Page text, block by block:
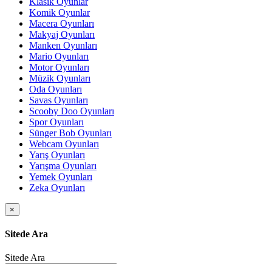
Komik Oyunlar
Macera Oyunları
Makyaj Oyunları
Manken Oyunları
Mario Oyunları
Motor Oyunları
Müzik Oyunları
Oda Oyunları
Savas Oyunları
Scooby Doo Oyunları
Spor Oyunları
Sünger Bob Oyunları
Webcam Oyunları
Yarış Oyunları
Yarışma Oyunları
Yemek Oyunları
Zeka Oyunları
×
Sitede Ara
Sitede Ara